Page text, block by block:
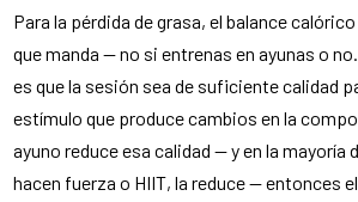
Para la pérdida de grasa, el balance
que manda — no si entrenas en ayunas o
es que la sesión sea de suficiente calidad
estímulo que produce cambios en la
ayuno reduce esa calidad — y en la mayoría
hacen fuerza o HIIT, la reduce — entonces